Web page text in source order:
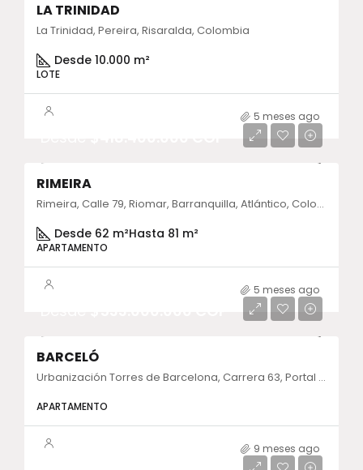
LA TRINIDAD
La Trinidad, Pereira, Risaralda, Colombia
Desde 10.000 m²
LOTE
5 meses ago
RIMEIRA
Rimeira, Calle 79, Riomar, Barranquilla, Atlántico, Colombia
Desde 62 m²Hasta 81 m²
APARTAMENTO
5 meses ago
BARCELÓ
Urbanización Torres de Barcelona, Carrera 63, Portal de Ditaires, Itagüi, Antioquia, Colombia
APARTAMENTO
9 meses ago